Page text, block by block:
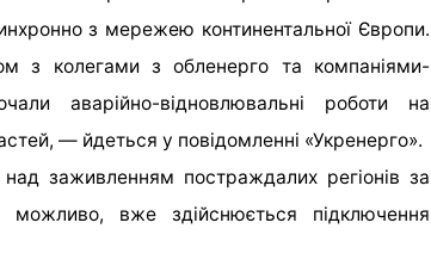
з мережею континентальної Європи.
з колегами з обленерго та компаніями-
аварійно-відновлювальні роботи на
— йдеться у повідомленні «Укренерго».
заживленням постраждалих регіонів за
вже здійснюється підключення